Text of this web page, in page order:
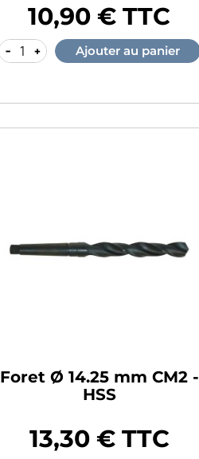
10,90 € TTC
- + Ajouter au panier
Foret Ø 14.25 mm CM2 -
HSS
13,30 € TTC